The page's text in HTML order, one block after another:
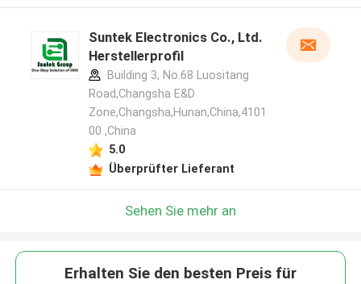
Suntek Electronics Co., Ltd.
Herstellerprofil
Building 3, No.68 Luositang
Road,Changsha E&D
Zone,Changsha,Hunan,China,4101
00 ,China
5.0
Überprüfter Lieferant
Sehen Sie mehr an
Erhalten Sie den besten Preis für